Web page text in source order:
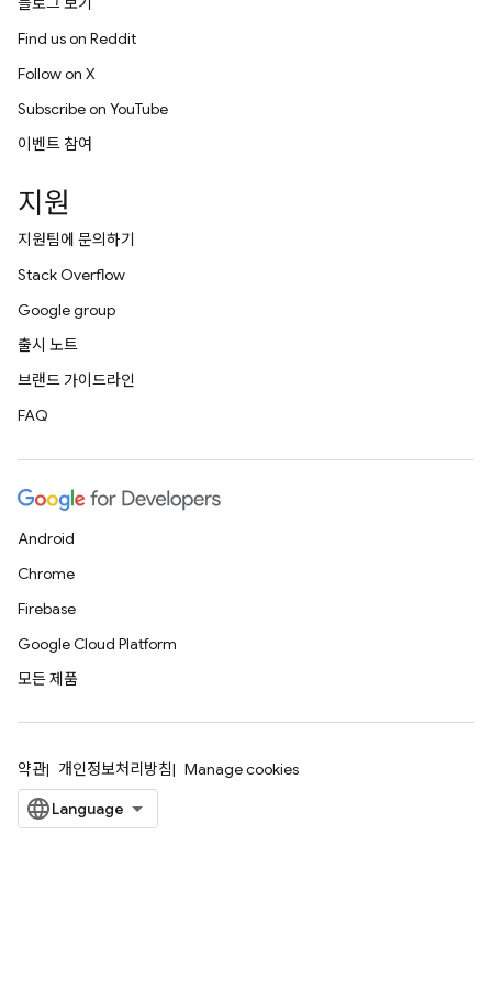
Find us on Reddit
Follow on X
Subscribe on YouTube
이벤트 참여
지원
지원팀에 문의하기
Stack Overflow
Google group
출시 노트
브랜드 가이드라인
FAQ
Android
Chrome
Firebase
Google Cloud Platform
모든 제품
약관 개인정보처리방침 Manage cookies